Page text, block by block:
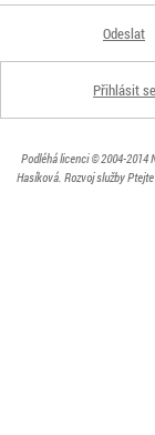
Odeslat
Přihlásit se
Podléhá licenci© 2004-2014
Hasíková. Rozvoj služby